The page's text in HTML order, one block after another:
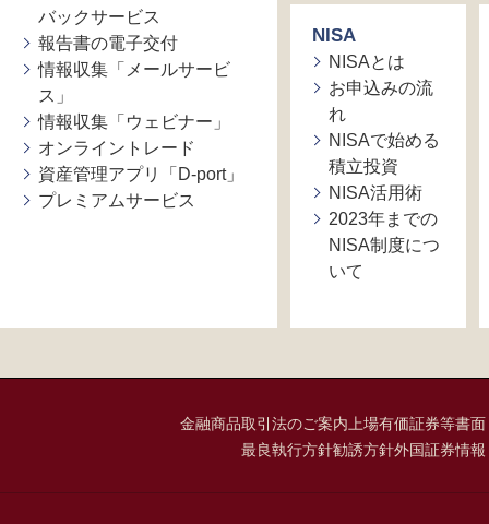
バックサービス
報告書の電子交付
情報収集「メールサービ
ス」
情報収集「ウェビナー」
オンライントレード
資産管理アプリ「D-port」
プレミアムサービス
NISA
NISAとは
お申込みの流
れ
NISAで始める
積立投資
NISA活用術
2023年までの
NISA制度につ
いて
金融商品取引法のご案内 上場有価証券等書
最良執行方針勧誘方針外国証券情